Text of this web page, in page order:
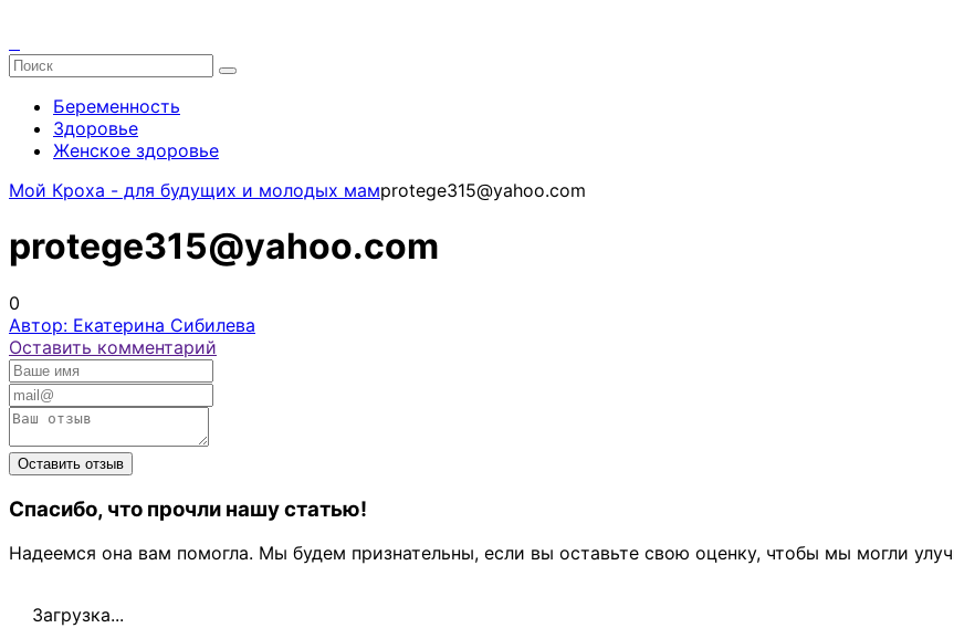
Беременность
Здоровье
Женское здоровье
Мой Кроха - для будущих и молодых мамprotege315@yahoo.com
protege315@yahoo.com
0
Автор: Екатерина Сибилева
Оставить комментарий
Спасибо, что прочли нашу статью!
Надеемся она вам помогла. Мы будем признательны, если вы оставьте свою оценку, чтобы мы могли
Загрузка...